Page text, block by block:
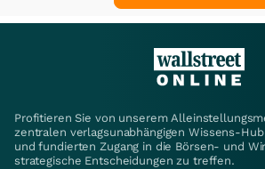
Profitieren Sie von unserem
zentralen verlagsunabhängigen Wissens-
und fundierten Zugang in die Börsen- und
strategische Entscheidungen zu treffen.